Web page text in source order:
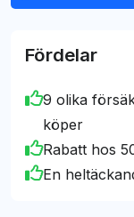
Mark Hansson
kreditkortsvalet
Fördelar
9 olika
köper
Rabatt hos
En